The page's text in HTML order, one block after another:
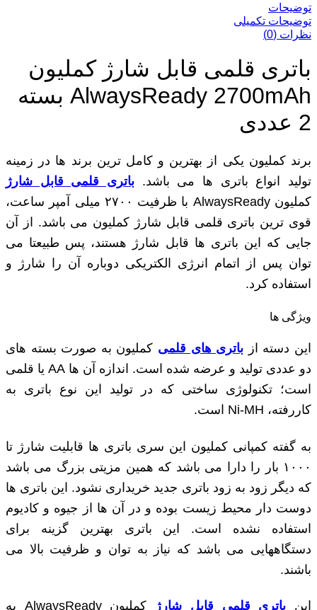
توضیحات
توضیحات تکمیلی
نظرات (0)
باتری قلمی قابل شارژ کملیون
AlwaysReady 2700mAh بسته
2 عددی
برند کملیون یکی از بهترین و کامل ترین برند ها در زمینه
تولید انواع باتری ها می باشد. باتری قلمی قابل شارژ
کملیون AlwaysReady با ظرفیت ۲۷۰۰ میلی آمپر ساعت،
قوی ترین باتری قلمی قابل شارژ کملیون می باشد. از آن
جایی که این باتری ها قابل شارژ هستند، پس طبیعتا می
‌توان پس از اتمام انرژی الکتریکی دوباره آن را شارژ و
استفاده کرد.
ویژگی ها
این دسته از باتری ‌های قلمی کملیون به‌ صورت بسته ‌های
دو عددی تولید و عرضه‌ شده است. اندازه آن‌ ها AA یا قلمی
است؛ تکنولوژی ساختی که در تولید این نوع باتری به
‌کاررفته، Ni-MH است.
به گفته کمپانی کملیون این سری باتری ها قابلیت شارژ تا
۱۰۰۰ بار را دارا می باشد که همین مزیتی بزرگ می باشد
که دیگر زود به زود باتری جدید خریداری نشود. این باتری ها
دوست دار محیط زیست بوده و در آن ها از جیوه و کادیوم
استفاده نشده است. این باتری بهترین گزینه برای
دستگاههایی می باشد که نیاز به توان و ظرفیت بالا می
باشند.
این باتری قلمی قابل شارژ
کملیون AlwaysReady به